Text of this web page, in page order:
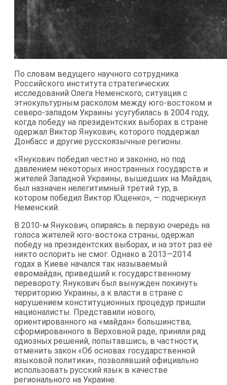
По словам ведущего научного сотрудника
Российского института стратегических
исследований Олега Неменского, ситуация с
этнокультурным расколом между юго-востоком и
северо-западом Украины усугубилась в 2004 году,
когда победу на президентских выборах в стране
одержал Виктор Янукович, которого поддержал
Донбасс и другие русскоязычные регионы.
«Янукович победил честно и законно, но под
давлением некоторых иностранных государств и
жителей Западной Украины, вышедших на Майдан,
был назначен нелегитимный третий тур, в
котором победил Виктор Ющенко», — подчеркнул
Неменский.
В 2010-м Янукович, опираясь в первую очередь на
голоса жителей юго-востока страны, одержал
победу на президентских выборах, и на этот раз её
никто оспорить не смог. Однако в 2013—2014
годах в Киеве начался так называемый
евромайдан, приведший к государственному
перевороту. Янукович был вынужден покинуть
территорию Украины, а к власти в стране с
нарушением конституционных процедур пришли
националисты. Представили нового,
ориентированного на «майдан» большинства,
сформированного в Верховной раде, приняли ряд
одиозных решений, попытавшись, в частности,
отменить закон «Об основах государственной
языковой политики», позволявший официально
использовать русский язык в качестве
регионального на Украине.